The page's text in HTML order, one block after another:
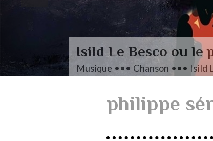
Isild Le Besco ou le
Musique ••• Chanson ••• Isild
philippe